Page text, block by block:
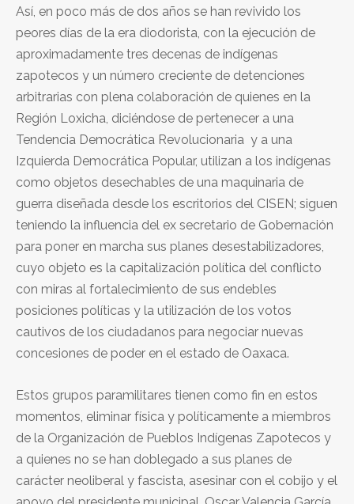
Así, en poco más de dos años se han revivido los
peores días de la era diodorista, con la ejecución de
aproximadamente tres decenas de indígenas
zapotecos y un número creciente de detenciones
arbitrarias con plena colaboración de quienes en la
Región Loxicha, diciéndose de pertenecer a una
Tendencia Democrática Revolucionaria y a una
Izquierda Democrática Popular, utilizan a los indígenas
como objetos desechables de una maquinaria de
guerra diseñada desde los escritorios del CISEN; siguen
teniendo la influencia del ex secretario de Gobernación
para poner en marcha sus planes desestabilizadores,
cuyo objeto es la capitalización política del conflicto
con miras al fortalecimiento de sus endebles
posiciones políticas y la utilización de los votos
cautivos de los ciudadanos para negociar nuevas
concesiones de poder en el estado de Oaxaca.
Estos grupos paramilitares tienen como fin en estos
momentos, eliminar física y políticamente a miembros
de la Organización de Pueblos Indígenas Zapotecos y
a quienes no se han doblegado a sus planes de
carácter neoliberal y fascista, asesinar con el cobijo y el